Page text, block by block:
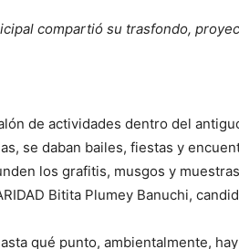
compartió su trasfondo,
de actividades dentro del
se daban bailes, fiestas y
los grafitis, musgos y
Bitita Plumey Banuchi,
qué punto, ambientalmente,